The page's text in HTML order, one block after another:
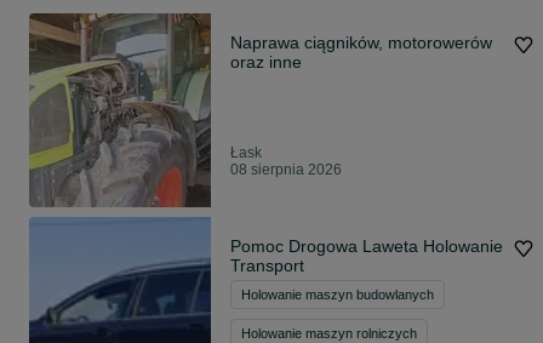
Naprawa ciągników, motorowerów
oraz inne
Łask
08 sierpnia 2026
Pomoc Drogowa Laweta Holowanie
Transport
Holowanie maszyn budowlanych
Holowanie maszyn rolniczych